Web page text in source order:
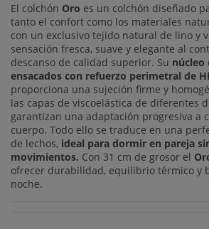
El colchón Oro es un colchón diseñado
tanto el confort como los materiales
con un exclusivo tejido natural de lino y
sensación fresca, suave y elegante al
descanso de calidad superior. Su núcleo
ensacados con refuerzo perimetral de
proporciona una sujeción firme y
las capas de viscoelástica de diferentes
garantizan una adaptación progresiva a
cuerpo. Todo ello se traduce en una
de lechos, ideal para dormir en pareja
movimientos. Con 31 cm de grosor el
ofrecer durabilidad, equilibrio térmico y
noche.